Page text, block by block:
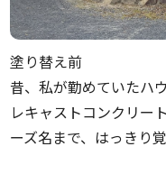
塗り替え前
昔、私が勤めていたハ
レキャストコンクリー
ーズ名まで、はっきり